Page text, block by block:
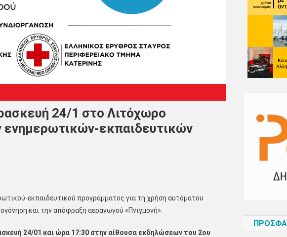
24/1 στο Λιτόχωρο
ενημερωτικών-εκπαιδευτικών
εκπαιδευτικού προγράμματος για τη χρήση αυτόματου
και την απόφραξη αεραγωγού «Πνιγμονή».
24/01 και ώρα 17:30 στην αίθουσα εκδηλώσεων του 2ου